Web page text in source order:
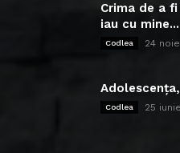
Crima de a
iau cu mine...
Codlea 24
Codlea 25